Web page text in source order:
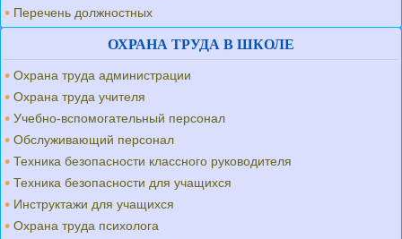
Перечень должностных
ОХРАНА ТРУДА В ШКОЛЕ
Охрана труда администрации
Охрана труда учителя
Учебно-вспомогательный персонал
Обслуживающий персонал
Техника безопасности классного руководителя
Техника безопасности для учащихся
Инструктажи для учащихся
Охрана труда психолога